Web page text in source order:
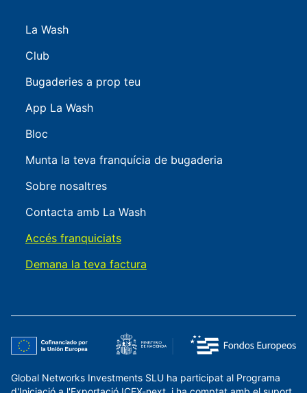
La Wash
Club
Bugaderies a prop teu
App La Wash
Bloc
Munta la teva franquícia de bugaderia
Sobre nosaltres
Contacta amb La Wash
Accés franquiciats
Demana la teva factura
Global Networks Investments SLU ha participat al Programa